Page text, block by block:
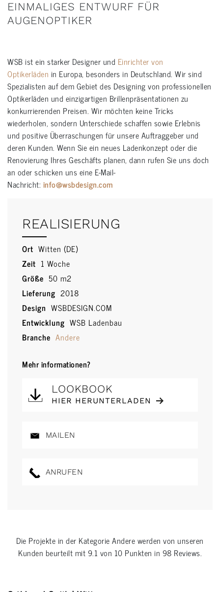
EINMALIGES ENTWURF FÜR
AUGENOPTIKER
WSB ist ein starker Designer und Einrichter von
Optikerläden in Europa, besonders in Deutschland. Wir sind
Spezialisten auf dem Gebiet des Designing von professionellen
Optikerläden und einzigartigen Brillenpräsentationen zu
konkurrierenden Preisen. Wir möchten keine Tricks
wiederholen, sondern Unterschiede schaffen sowie Erlebnis
und positive Überraschungen für unsere Auftraggeber und
deren Kunden. Wenn Sie ein neues Ladenkonzept oder die
Renovierung Ihres Geschäfts planen, dann rufen Sie uns doch
an oder schicken uns eine E-Mail-
Nachricht: info@wsbdesign.com
REALISIERUNG
Ort Witten (DE)
Zeit 1 Woche
Größe 50 m2
Lieferung 2018
Design WSBDESIGN.COM
Entwicklung WSB Ladenbau
Branche Andere
Mehr informationen?
LOOKBOOK
HIER HERUNTERLADEN
MAILEN
ANRUFEN
Die Projekte in der KategorieAnderewerden von unseren
Kunden beurteilt mit9.1 von 10 Punkten in 98 Reviews.